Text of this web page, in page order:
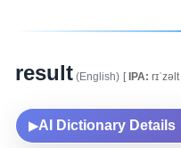
result (English) [IPA: rɪˈzəlt
▶AI Dictionary Details